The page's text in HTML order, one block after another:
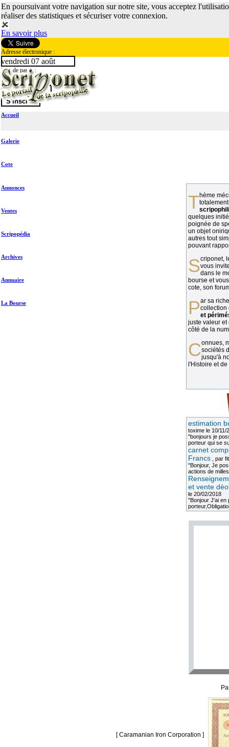
En poursuivant votre navigation sur notre site, vous acceptez
réaliser des statistiques et sécuriser votre connexion.
En savoir plus
Adresse électronique :
Mot de passe :
vendredi 07 août
Accueil
Galerie
Cote
Annonces
Ventes
Scripopédia
Archives
Annuaire
La Bourse
Thème méconnu des collectionneurs et
quelques
poignée de
un objet
autres tout
pouvant
vous
dans le
bourse et
cote, son
Par sa richesse et sa diversité, lacollection
et
juste valeur et
côté de la
Connues, méconnues, ou inconnues, lessociétés
jusqu'à
l'Histoire et
estimation
toximele 10/11/
"bonjours je
porteur qui se
carnet
Francs, par
"Bonjour, Je
actions de
et vente
le 20/02/2018
"Bonjour J'ai en
[ Caramanian Iron Corporation ]